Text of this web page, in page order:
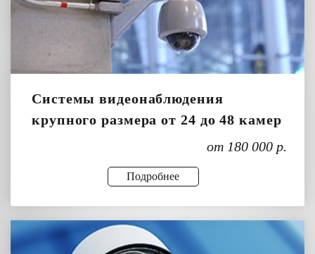
Системы видеонаблюдения
крупного размера от 24 до 48 камер
от 180 000 р.
Подробнее